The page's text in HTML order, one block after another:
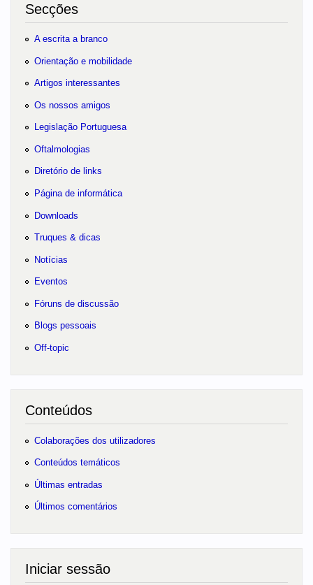
Secções
A escrita a branco
Orientação e mobilidade
Artigos interessantes
Os nossos amigos
Legislação Portuguesa
Oftalmologias
Diretório de links
Página de informática
Downloads
Truques & dicas
Notícias
Eventos
Fóruns de discussão
Blogs pessoais
Off-topic
Conteúdos
Colaborações dos utilizadores
Conteúdos temáticos
Últimas entradas
Últimos comentários
Iniciar sessão